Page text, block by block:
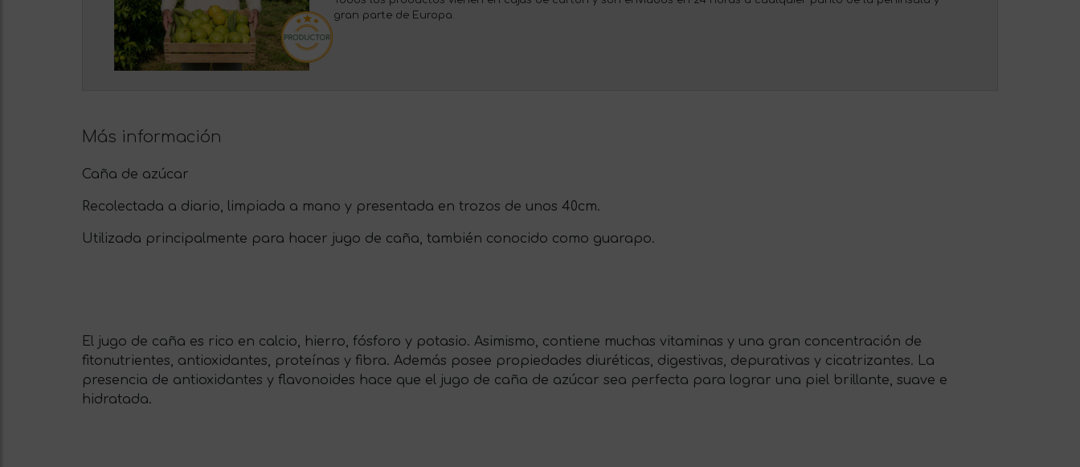
gran parte de Europa.
Más información
Caña de azúcar
Recolectada a diario, limpiada a mano y presentada en trozos de unos 40cm.
Utilizada principalmente para hacer jugo de caña, también conocido como guarapo.
El jugo de caña es rico en calcio, hierro, fósforo y potasio. Asimismo, contiene muchas vitaminas y una gran concentración de
fitonutrientes, antioxidantes, proteínas y fibra. Además posee propiedades diuréticas, digestivas, depurativas y cicatrizantes. La
presencia de antioxidantes y flavonoides hace que el jugo de caña de azúcar sea perfecta para lograr una piel brillante, suave e
hidratada.